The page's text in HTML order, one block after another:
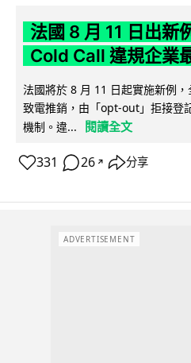
法國 8 月 11 日出新
Cold Call 違規企業
法國將於 8 月 11 日起實施新例
致電推銷，由「opt-out」拒接登
機制。違...
閱讀全文
331 26 ↗ 分享
ADVERTISEMENT